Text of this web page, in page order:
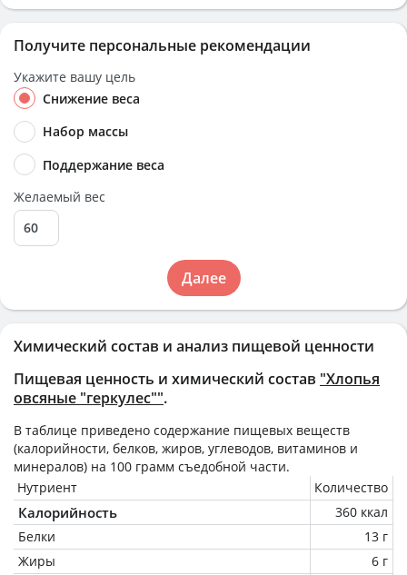
Химический состав и анализ пищевой ценности
Пищевая ценность и химический состав "Хлопья
овсяные "геркулес"".
В таблице приведено содержание пищевых веществ
(калорийности, белков, жиров, углеводов, витаминов и
минералов) на 100 грамм съедобной части.
Нутриент
Количество
Калорийность
360 ккал
Белки
13 г
Жиры
6 г
Получите персональные рекомендации
Укажите вашу цель
Снижение веса
Набор массы
Поддержание веса
Желаемый вес
Далее